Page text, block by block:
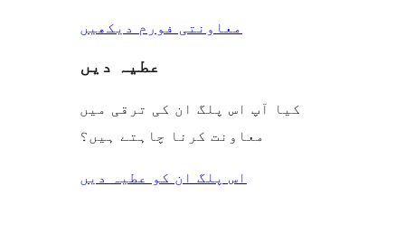
معاونتی فورم دیکھیں
عطیہ دیں
کیا آپ اس پلگ ان کی ترقی میں
معاونت کرنا چاہتے ہیں؟
اس پلگ ان کو عطیہ دیں